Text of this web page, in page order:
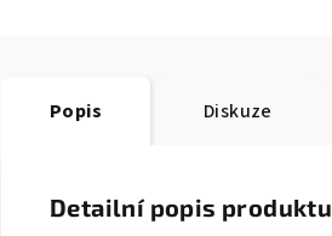
Popis Diskuze
Detailní popis produktu